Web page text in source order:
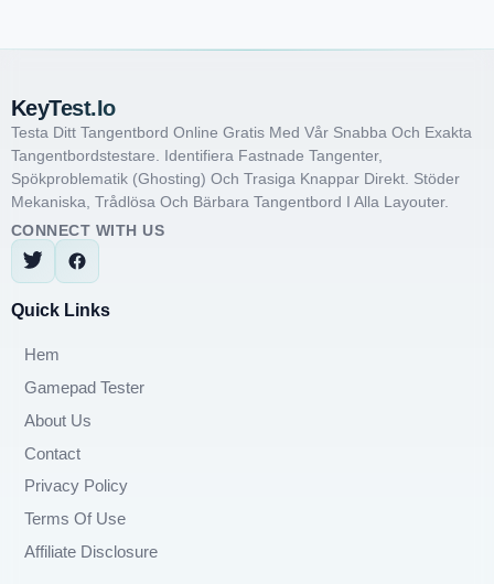
KeyTest.io
Testa Ditt Tangentbord Online Gratis Med Vår Snabba Och Exakta
Tangentbordstestare. Identifiera Fastnade Tangenter,
Spökproblematik (ghosting) Och Trasiga Knappar Direkt. Stöder
Mekaniska, Trådlösa Och Bärbara Tangentbord I Alla Layouter.
CONNECT WITH US
Quick Links
Hem
Gamepad Tester
About Us
Contact
Privacy Policy
Terms Of Use
Affiliate Disclosure